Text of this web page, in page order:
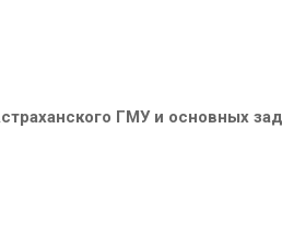
ГМУ и основных